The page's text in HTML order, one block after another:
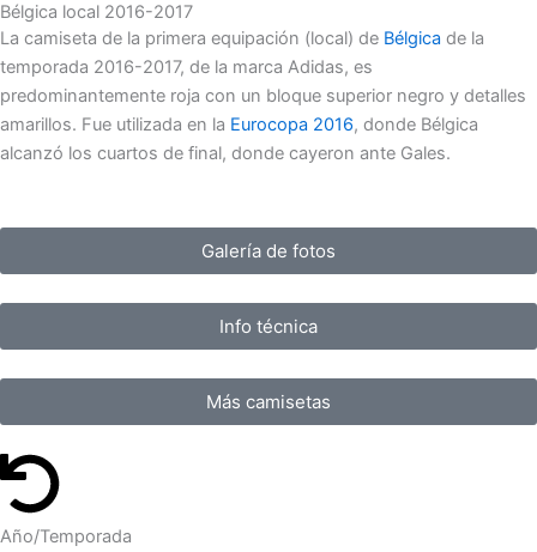
Bélgica local 2016-2017
La camiseta de la primera equipación (local) de Bélgica de la
temporada 2016-2017, de la marca Adidas, es
predominantemente roja con un bloque superior negro y detalles
amarillos. Fue utilizada en la Eurocopa 2016, donde Bélgica
alcanzó los cuartos de final, donde cayeron ante Gales.
Galería de fotos
Info técnica
Más camisetas
Año/Temporada